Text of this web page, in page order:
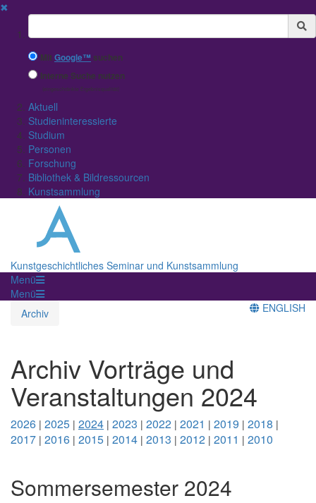
✖
Suchbegriff
MitGoogle™ suchen
Interne Suche nutzen
(eingeschränkte Ergebnisqualität)
Aktuell
Studieninteressierte
Studium
Personen
Forschung
Bibliothek & Bildressourcen
Kunstsammlung
Kunstgeschichtliches Seminar und Kunstsammlung
Menü
Menü
Archiv
ENGLISH
Archiv Vorträge und
Veranstaltungen 2024
2026 | 2025 | 2024 | 2023 | 2022 | 2021 | 2019 | 2018 |
2017 | 2016 | 2015 | 2014 | 2013 | 2012 | 2011 | 2010
Sommersemester 2024